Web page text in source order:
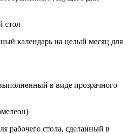
стол
календарь на целый месяц для
в виде прозрачного
рабочего стола, сделанный в